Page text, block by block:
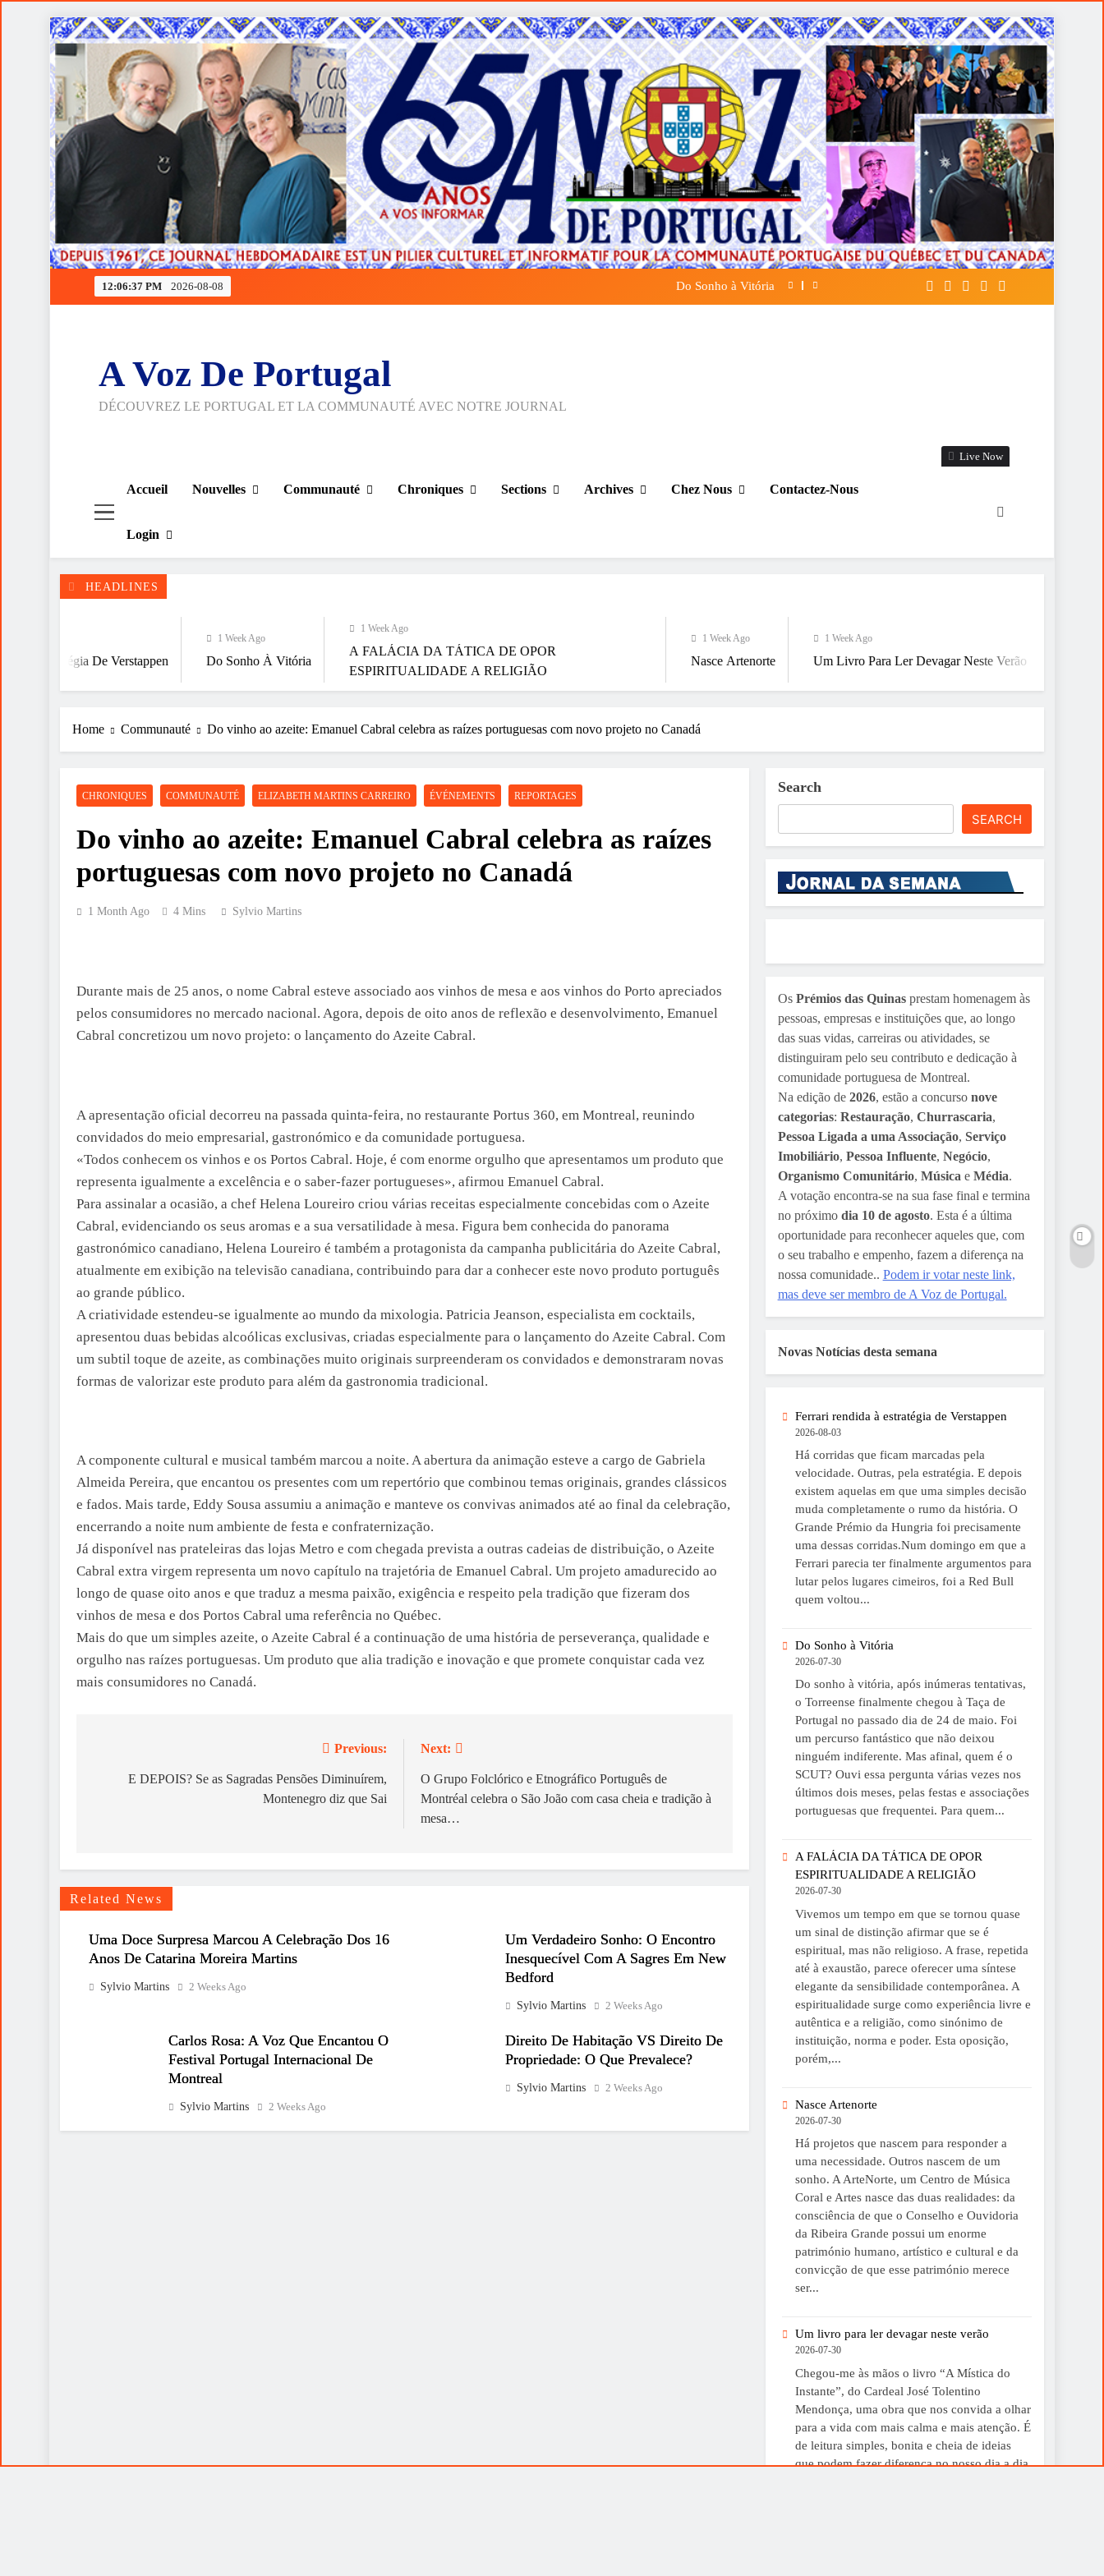
Skip
to
content
12:06:38 PM 2026-08-08
Ferrari rendida à estratégia de Verstappen Do Sonho à Vitória A FALÁCIA DA TÁTICA DE OPOR
A Voz De Portugal
DÉCOUVREZ LE PORTUGAL ET LA COMMUNAUTÉ AVEC NOTRE JOURNAL
Accueil Nouvelles Communauté Chroniques Sections Archives Chez Nous Contactez-Nous
Login
Live Now
HEADLINES
De Verstappen Do Sonho À Vitória
A FALÁCIA DA TÁTICA DE OPOR
ESPIRITUALIDADE A RELIGIÃO
Nasce Artenorte
1 Week Ago
Um Livro Para Ler Devagar Neste Verão Já Estamos A Chegar
Home Communauté Do vinho ao azeite: Emanuel Cabral celebra as raízes portuguesas com novo projeto no Canadá
CHRONIQUES COMMUNAUTÉ ELIZABETH MARTINS CARREIRO ÉVÉNEMENTS REPORTAGES
Do vinho ao azeite: Emanuel Cabral celebra as raízes
portuguesas com novo projeto no Canadá
1 Month Ago 4 Mins Sylvio Martins
Durante mais de 25 anos, o nome Cabral esteve associado aos vinhos de mesa e aos vinhos do Porto apreciados
pelos consumidores no mercado nacional. Agora, depois de oito anos de reflexão e desenvolvimento, Emanuel
Cabral concretizou um novo projeto: o lançamento do Azeite Cabral.
A apresentação oficial decorreu na passada quinta-feira, no restaurante Portus 360, em Montreal, reunindo
convidados do meio empresarial, gastronómico e da comunidade portuguesa.
«Todos conhecem os vinhos e os Portos Cabral. Hoje, é com enorme orgulho que apresentamos um produto que
representa igualmente a excelência e o saber-fazer portugueses», afirmou Emanuel Cabral.
Para assinalar a ocasião, a chef Helena Loureiro criou várias receitas especialmente concebidas com o Azeite
Cabral, evidenciando os seus aromas e a sua versatilidade à mesa. Figura bem conhecida do panorama
gastronómico canadiano, Helena Loureiro é também a protagonista da campanha publicitária do Azeite Cabral,
atualmente em exibição na televisão canadiana, contribuindo para dar a conhecer este novo produto português
ao grande público.
A criatividade estendeu-se igualmente ao mundo da mixologia. Patricia Jeanson, especialista em cocktails,
apresentou duas bebidas alcoólicas exclusivas, criadas especialmente para o lançamento do Azeite Cabral. Com
um subtil toque de azeite, as combinações muito originais surpreenderam os convidados e demonstraram novas
formas de valorizar este produto para além da gastronomia tradicional.
A componente cultural e musical também marcou a noite. A abertura da animação esteve a cargo de Gabriela
Almeida Pereira, que encantou os presentes com um repertório que combinou temas originais, grandes clássicos
e fados. Mais tarde, Eddy Sousa assumiu a animação e manteve os convivas animados até ao final da celebração,
encerrando a noite num ambiente de festa e confraternização.
Já disponível nas prateleiras das lojas Metro e com chegada prevista a outras cadeias de distribuição, o Azeite
Cabral extra virgem representa um novo capítulo na trajetória de Emanuel Cabral. Um projeto amadurecido ao
longo de quase oito anos e que traduz a mesma paixão, exigência e respeito pela tradição que fizeram dos
vinhos de mesa e dos Portos Cabral uma referência no Québec.
Mais do que um simples azeite, o Azeite Cabral é a continuação de uma história de perseverança, qualidade e
orgulho nas raízes portuguesas. Um produto que alia tradição e inovação e que promete conquistar cada vez
mais consumidores no Canadá.
navigation
Previous:
E DEPOIS? Se as Sagradas Pensões Diminuírem,
Montenegro diz que Sai
Next:
O Grupo Folclórico e Etnográfico Português de
Montréal celebra o São João com casa cheia e tradição à
mesa…
Related News
Uma Doce Surpresa Marcou A Celebração Dos 16
Anos De Catarina Moreira Martins
Sylvio Martins 2 Weeks Ago
Um Verdadeiro Sonho: O Encontro
Inesquecível Com A Sagres Em New
Bedford
Sylvio Martins 2 Weeks Ago
Carlos Rosa: A Voz Que Encantou O
Festival Portugal Internacional De
Montreal
Sylvio Martins 2 Weeks Ago
Direito De Habitação VS Direito De
Propriedade: O Que Prevalece?
Sylvio Martins 2 Weeks Ago
Search
SEARCH
Os Prémios das Quinasprestam homenagem às
pessoas, empresas e instituições que, ao longo
das suas vidas, carreiras ou atividades, se
distinguiram pelo seu contributo e dedicação à
comunidade portuguesa de Montreal.
Na edição de 2026, estão a concurso nove
categorias: Restauração, Churrascaria,
Pessoa Ligada a uma Associação, Serviço
Imobiliário, Pessoa Influente, Negócio,
Organismo Comunitário, Música e Média.
A votação encontra-se na sua fase final e termina
no próximo dia 10 de agosto. Esta é a última
oportunidade para reconhecer aqueles que, com
o seu trabalho e empenho, fazem a diferença na
nossa comunidade.. Podem ir votar neste link,
mas deve ser membro de A Voz de Portugal.
Novas Notícias desta semana
Ferrari rendida à estratégia de Verstappen
2026-08-03
Há corridas que ficam marcadas pela
velocidade. Outras, pela estratégia. E depois
existem aquelas em que uma simples decisão
muda completamente o rumo da história. O
Grande Prémio da Hungria foi precisamente
uma dessas corridas.Num domingo em que a
Ferrari parecia ter finalmente argumentos para
lutar pelos lugares cimeiros, foi a Red Bull
quem voltou...
Do Sonho à Vitória
2026-07-30
Do sonho à vitória, após inúmeras tentativas,
o Torreense finalmente chegou à Taça de
Portugal no passado dia de 24 de maio. Foi
um percurso fantástico que não deixou
ninguém indiferente. Mas afinal, quem é o
SCUT? Ouvi essa pergunta várias vezes nos
últimos dois meses, pelas festas e associações
portuguesas que frequentei. Para quem...
A FALÁCIA DA TÁTICA DE OPOR
ESPIRITUALIDADE A RELIGIÃO
2026-07-30
Vivemos um tempo em que se tornou quase
um sinal de distinção afirmar que se é
espiritual, mas não religioso. A frase, repetida
até à exaustão, parece oferecer uma síntese
elegante da sensibilidade contemporânea. A
espiritualidade surge como experiência livre e
autêntica e a religião, como sinónimo de
instituição, norma e poder. Esta oposição,
porém,...
Nasce Artenorte
2026-07-30
Há projetos que nascem para responder a
uma necessidade. Outros nascem de um
sonho. A ArteNorte, um Centro de Música
Coral e Artes nasce das duas realidades: da
consciência de que o Conselho e Ouvidoria
da Ribeira Grande possui um enorme
património humano, artístico e cultural e da
convicção de que esse património merece
ser...
Um livro para ler devagar neste verão
2026-07-30
Chegou-me às mãos o livro “A Mística do
Instante”, do Cardeal José Tolentino
Mendonça, uma obra que nos convida a olhar
para a vida com mais calma e mais atenção. É
de leitura simples, bonita e cheia de ideias
que podem fazer diferença no nosso dia a dia.